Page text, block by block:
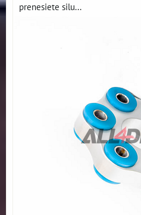
prenesiete silu...